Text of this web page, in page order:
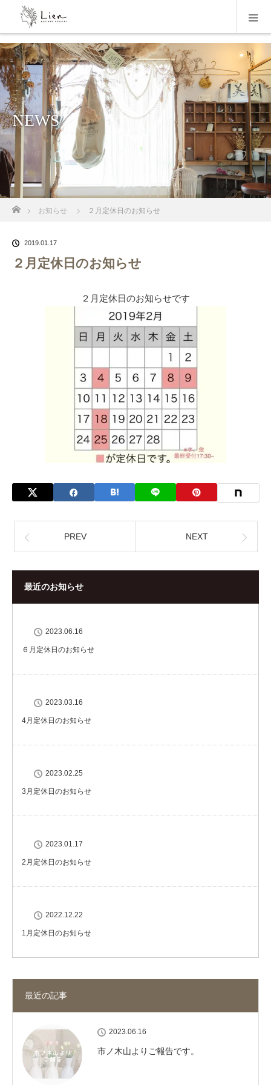
NEWS
ホーム
お知らせ ２月定休日のお知らせ
2019.01.17
２月定休日のお知らせ
２月定休日のお知らせです
PREV NEXT
最近のお知らせ
2023.06.16
６月定休日のお知らせ
2023.03.16
4月定休日のお知らせ
2023.02.25
3月定休日のお知らせ
2023.01.17
2月定休日のお知らせ
2022.12.22
1月定休日のお知らせ
最近の記事
2023.06.16
市ノ木山よりご報告です。